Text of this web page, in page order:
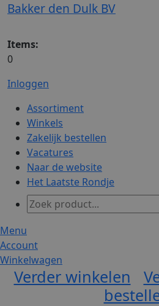
Bakker den Dulk BV
Items:
0
Inloggen
Assortiment
Winkels
Zakelijk bestellen
Vacatures
Naar de website
Het Laatste Rondje
Menu
Account
Winkelwagen
Verder winkelen